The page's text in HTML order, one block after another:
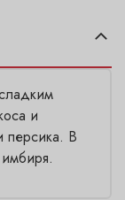
и
персика. В